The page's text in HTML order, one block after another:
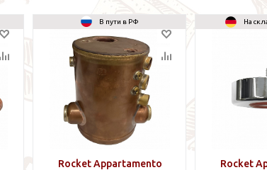
В пути в РФ
Rocket Appartamento
На
Rocket